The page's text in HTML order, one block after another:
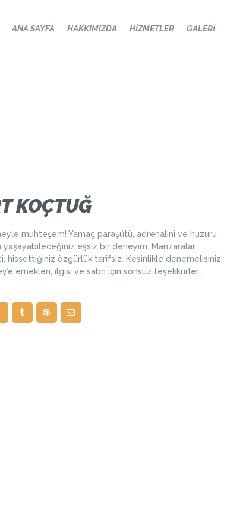
ANA SAYFA HAKKIMIZDA HIZMETLER GALERI
KOÇTUĞ
muhteşem! Yamaç paraşütü, adrenalini ve huzuru
yaşayabileceğiniz eşsiz bir deneyim. Manzaralar
hissettiğiniz özgürlük tarifsiz. Kesinlikle denemelisiniz!
emekleri, ilgisi ve sabrı için sonsuz teşekkürler…